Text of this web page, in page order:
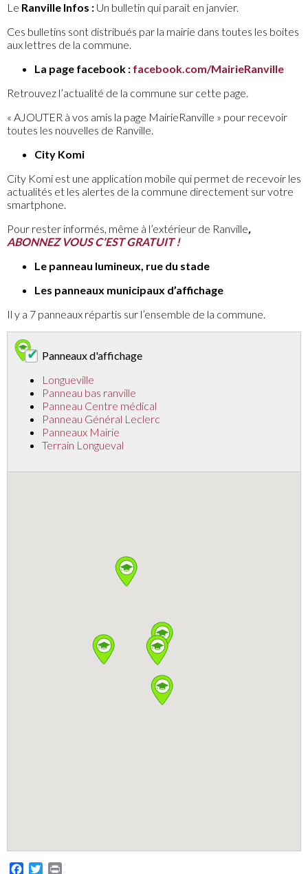
Le Ranville Infos : Un bulletin qui parait en janvier.
Ces bulletins sont distribués par la mairie dans toutes les boites
aux lettres de la commune.
La page facebook : facebook.com/MairieRanville
Retrouvez l’actualité de la commune sur cette page.
« AJOUTER à vos amis la page MairieRanville » pour recevoir
toutes les nouvelles de Ranville.
City Komi
City Komi est une application mobile qui permet de recevoir les
actualités et les alertes de la commune directement sur votre
smartphone.
Pour rester informés, même à l’extérieur de Ranville,
ABONNEZ VOUS C’EST GRATUIT !
Le panneau lumineux, rue du stade
Les panneaux municipaux d’affichage
Il y a 7 panneaux répartis sur l’ensemble de la commune.
Panneaux d'affichage
Longueville
Panneau bas ranville
Panneau Centre médical
Panneau Général Leclerc
Panneaux Mairie
Terrain Longueval
Facebook
Twitter